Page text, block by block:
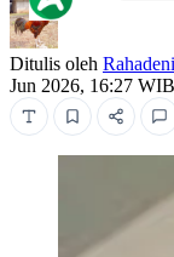
Ditulis oleh
Jun 2026, 16:27 WIB